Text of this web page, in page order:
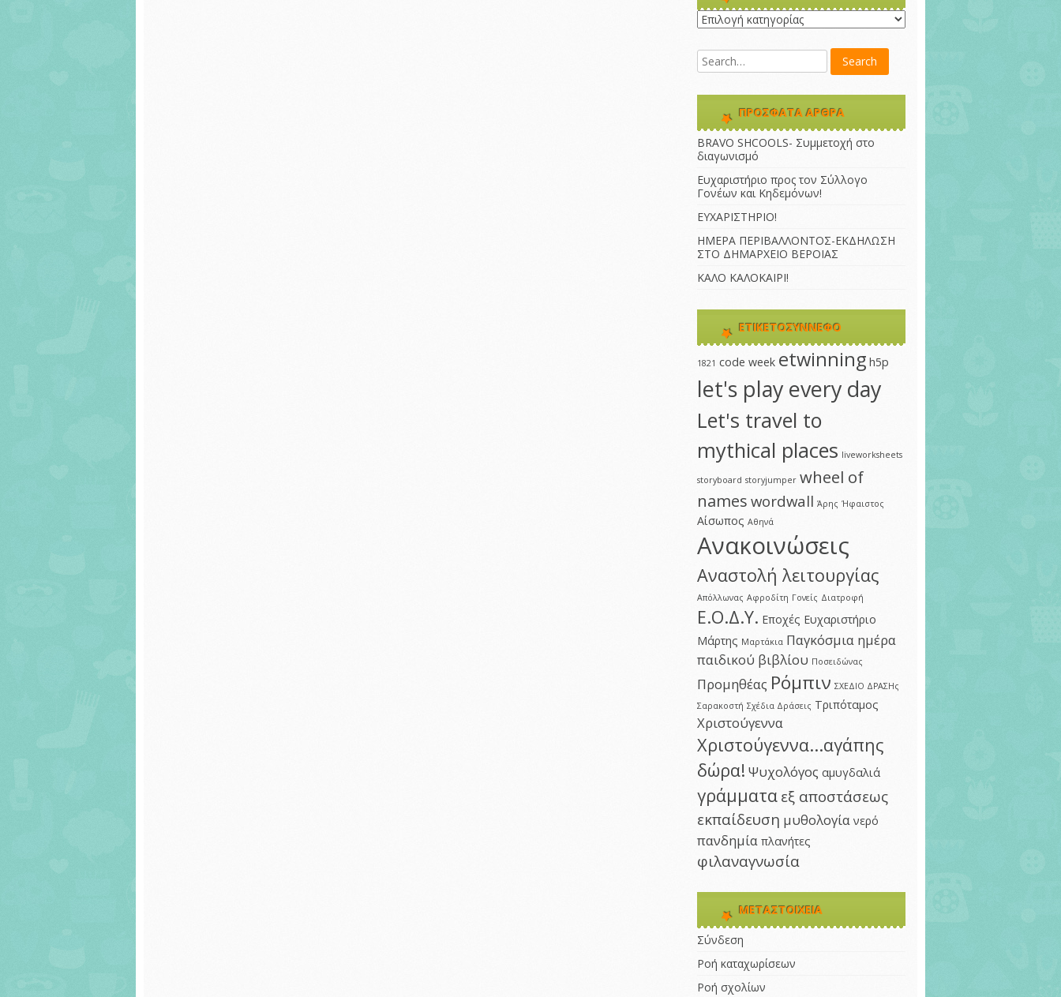
Kατηγορίες
ΠΡΌΣΦΑΤΑ ΆΡΘΡΑ
BRAVO SHCOOLS- Συμμετοχή στο
διαγωνισμό
Ευχαριστήριο προς τον Σύλλογο
Γονέων και Κηδεμόνων!
ΕΥΧΑΡΙΣΤΗΡΙΟ!
ΗΜΕΡΑ ΠΕΡΙΒΑΛΛΟΝΤΟΣ-ΕΚΔΗΛΩΣΗ
ΣΤΟ ΔΗΜΑΡΧΕΙΟ ΒΕΡΟΙΑΣ
ΚΑΛΟ ΚΑΛΟΚΑΙΡΙ!
ΕΤΙΚΕΤΟΣΎΝΝΕΦΟ
1821 code week etwinning h5p
let's play every day
Let's travel to
mythical places liveworksheets
storyboard storyjumper wheel of
names wordwall Άρης Ήφαιστος
Αίσωπος Αθηνά
Ανακοινώσεις
Αναστολή λειτουργίας
Απόλλωνας Αφροδίτη Γονείς Διατροφή
Ε.Ο.Δ.Υ. Εποχές Ευχαριστήριο
Μάρτης Μαρτάκια Παγκόσμια ημέρα
παιδικού βιβλίου Ποσειδώνας
Προμηθέας Ρόμπιν ΣΧΕΔΙΟ ΔΡΑΣΗς
Σαρακοστή Σχέδια Δράσεις Τριπόταμος
Χριστούγεννα
Χριστούγεννα...αγάπης
δώρα! Ψυχολόγος αμυγδαλιά
γράμματα εξ αποστάσεως
εκπαίδευση μυθολογία νερό
πανδημία πλανήτες
φιλαναγνωσία
ΜΕΤΑΣΤΟΙΧΕΊΑ
Σύνδεση
Ροή καταχωρίσεων
Ροή σχολίων